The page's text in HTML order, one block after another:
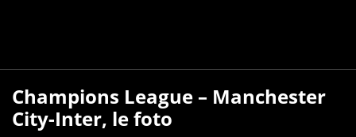
Champions League – Manchester
City-Inter, le foto